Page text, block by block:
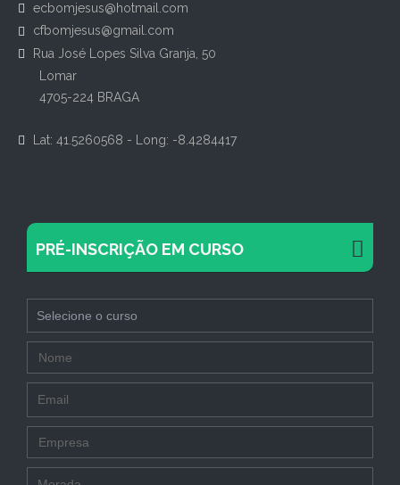
ecbomjesus@hotmail.com
cfbomjesus@gmail.com
Rua José Lopes Silva Granja, 50
Lomar
4705-224 BRAGA
Lat: 41.5260568 - Long: -8.4284417
PRÉ-INSCRIÇÃO EM CURSO